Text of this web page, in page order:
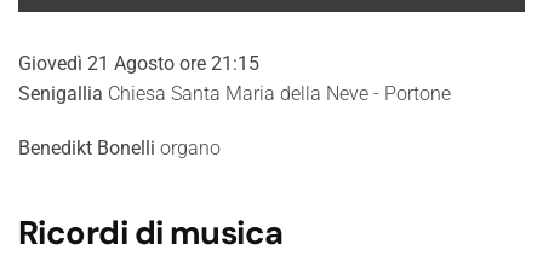
Giovedì 21 Agosto ore 21:15
Senigallia Chiesa Santa Maria della Neve - Portone
Benedikt Bonelli organo
Ricordi di musica